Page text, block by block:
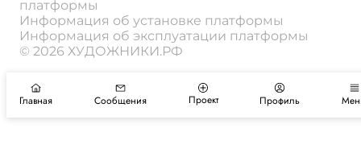
платформы
Информация об установке платформы
Информация об эксплуатации платформы
© 2026 ХУДОЖНИКИ.РФ
Главная Сообщения Проект Профиль